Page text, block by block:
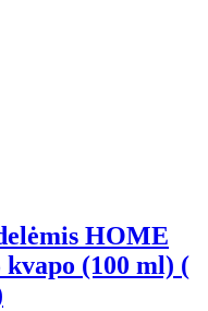
HOME
(100 ml) (